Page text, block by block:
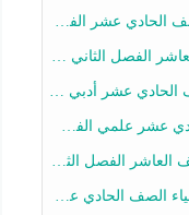
الفصل الثاني 2025-2026
الثاني 2025-2026
الفصل الثاني 2025-2026
الثاني 2025-2026
الثاني 2025-2026
الفصل الثاني 2025-2026